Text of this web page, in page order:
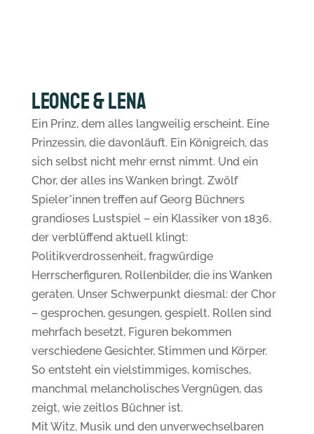
Leonce & Lena
Ein Prinz, dem alles langweilig erscheint. Eine
Prinzessin, die davonläuft. Ein Königreich, das
sich selbst nicht mehr ernst nimmt. Und ein
Chor, der alles ins Wanken bringt. Zwölf
Spieler*innen treffen auf Georg Büchners
grandioses Lustspiel – ein Klassiker von 1836,
der verblüffend aktuell klingt:
Politikverdrossenheit, fragwürdige
Herrscherfiguren, Rollenbilder, die ins Wanken
geraten. Unser Schwerpunkt diesmal: der Chor
– gesprochen, gesungen, gespielt. Rollen sind
mehrfach besetzt, Figuren bekommen
verschiedene Gesichter, Stimmen und Körper.
So entsteht ein vielstimmiges, komisches,
manchmal melancholisches Vergnügen, das
zeigt, wie zeitlos Büchner ist.
Mit Witz, Musik und den unverwechselbaren